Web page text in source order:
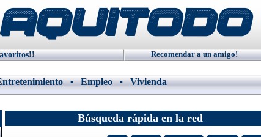
AquiTODO
Recomendar a un amigo!
•Empleo•Vivienda
Búsqueda rápida en la red